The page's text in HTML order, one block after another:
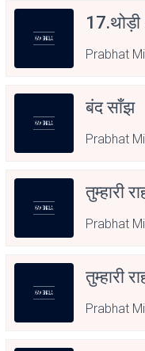
17.थोड़ी
Prabhat
बंद साँझ
Prabhat
तुम्हारी
Prabhat
तुम्हारी
Prabhat